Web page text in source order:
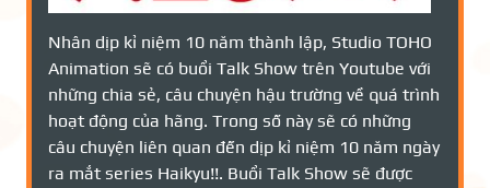
Nhân dịp kỉ niệm 10 năm thành lập, Studio TOHO
Animation sẽ có buổi Talk Show trên Youtube với
những chia sẻ, câu chuyện hậu trường về quá trình
hoạt động của hãng. Trong số này sẽ có những
câu chuyện liên quan đến dịp kỉ niệm 10 năm ngày
ra mắt series Haikyu!!. Buổi Talk Show sẽ được